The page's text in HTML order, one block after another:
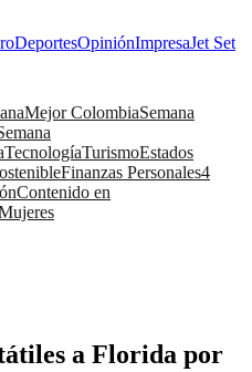
DeportesOpiniónImpresaJet Set
Mejor ColombiaSemana
TecnologíaTurismoEstados
Finanzas Personales4
Contenido en
a Florida por